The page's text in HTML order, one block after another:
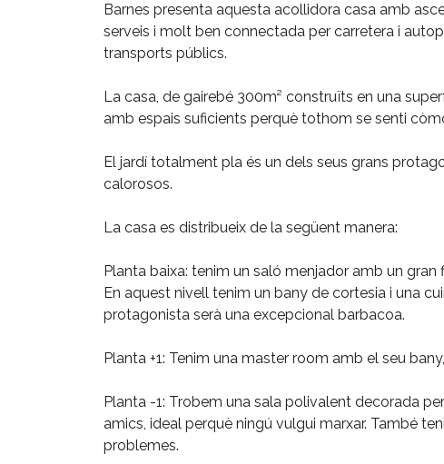
Barnes presenta aquesta acollidora casa amb
serveis i molt ben connectada per carretera i
transports públics.
La casa, de gairebé 300m² construïts en una
amb espais suficients perquè tothom se senti
El jardí totalment pla és un dels seus grans
calorosos.
La casa es distribueix de la següent manera:
Planta baixa: tenim un saló menjador amb un
En aquest nivell tenim un bany de cortesia i una
protagonista serà una excepcional barbacoa.
Planta +1: Tenim una master room amb el seu
Planta -1: Trobem una sala polivalent decorada
amics, ideal perquè ningú vulgui marxar. També
problemes.